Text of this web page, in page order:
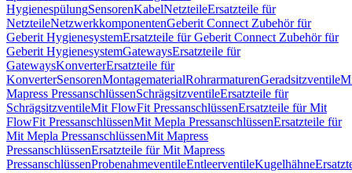
HygienespülungSensorenKabelNetzteileErsatzteile für
NetzteileNetzwerkkomponentenGeberit Connect Zubehör für
Geberit HygienesystemErsatzteile für Geberit Connect Zubehör für
Geberit HygienesystemGatewaysErsatzteile für
GatewaysKonverterErsatzteile für
KonverterSensorenMontagematerialRohrarmaturenGeradsitzventile
Mapress PressanschlüssenSchrägsitzventileErsatzteile für
SchrägsitzventileMit FlowFit PressanschlüssenErsatzteile für Mit
FlowFit PressanschlüssenMit Mepla PressanschlüssenErsatzteile für
Mit Mepla PressanschlüssenMit Mapress
PressanschlüssenErsatzteile für Mit Mapress
PressanschlüssenProbenahmeventileEntleerventileKugelhähne